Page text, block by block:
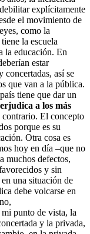
explícitamente
el movimiento de
como la
la escuela
la educación. En
estar
concertadas, así se
que van a la pública.
tiene que dar un
a los más
El concepto
porque es su
Otra cosa es
hoy en día –que no
muchos defectos,
y sin
una situación de
debe volcarse en
punto de vista, la
y la privada,